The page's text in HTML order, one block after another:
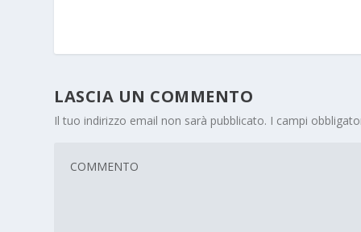
LASCIA UN COMMENTO
Il tuo indirizzo email non sarà pubblicato. I campi